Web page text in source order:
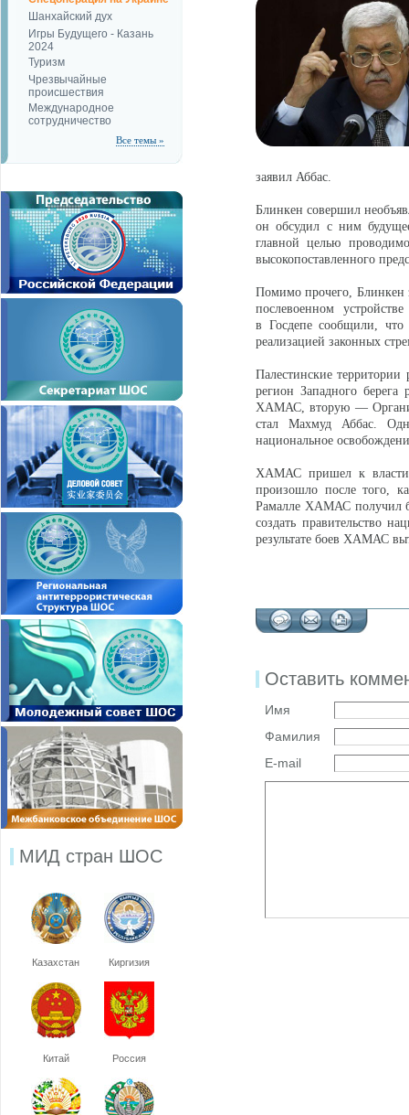
Шанхайский дух
Игры Будущего - Казань
2024
Туризм
Чрезвычайные
происшествия
Международное
сотрудничество
Все темы »
МИД стран ШОС
Казахстан Киргизия
Китай Россия
заявил Аббас.
Блинкен совершил
он обсудил с ним
главной целью
высокопоставленного
Помимо прочего, Блинкен
послевоенном
в Госдепе сообщили, что
реализацией законных
Палестинские территории
регион Западного
ХАМАС, вторую —
стал Махмуд Аббас.
национальное
ХАМАС пришел к власти
произошло после того,
Рамалле ХАМАС получил
создать правительство
результате боев ХАМАС
Оставить
Имя
Фамилия
E-mail